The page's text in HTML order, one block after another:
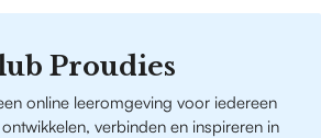
Proudies
online leeromgeving voor iedereen
verbinden en inspireren in